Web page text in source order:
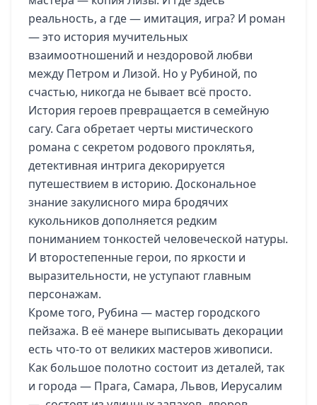
реальность, а где — имитация, игра? И роман
— это история мучительных
взаимоотношений и нездоровой любви
между Петром и Лизой. Но у Рубиной, по
счастью, никогда не бывает всё просто.
История героев превращается в семейную
сагу. Сага обретает черты мистического
романа с секретом родового проклятья,
детективная интрига декорируется
путешествием в историю. Доскональное
знание закулисного мира бродячих
кукольников дополняется редким
пониманием тонкостей человеческой натуры.
И второстепенные герои, по яркости и
выразительности, не уступают главным
персонажам.
Кроме того, Рубина — мастер городского
пейзажа. В её манере выписывать декорации
есть что-то от великих мастеров живописи.
Как большое полотно состоит из деталей, так
и города — Прага, Самара, Львов, Иерусалим